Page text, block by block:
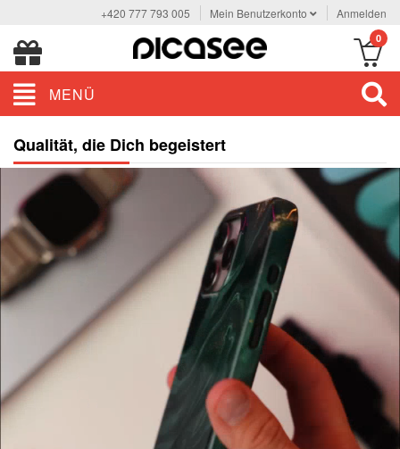
+420 777 793 005 Mein Benutzerkonto Anmelden
0
MENÜ
Qualität, die Dich begeistert